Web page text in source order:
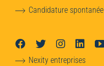
Candidature spontanée
Nexity entreprises